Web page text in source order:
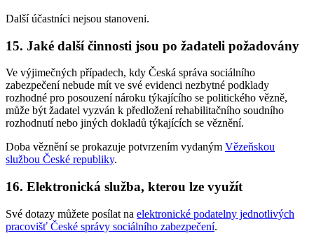
Další účastníci nejsou stanoveni.
15. Jaké další činnosti jsou po žadateli požadovány
Ve výjimečných případech, kdy Česká správa sociálního
zabezpečení nebude mít ve své evidenci nezbytné podklady
rozhodné pro posouzení nároku týkajícího se politického vězně,
může být žadatel vyzván k předložení rehabilitačního soudního
rozhodnutí nebo jiných dokladů týkajících se věznění.
Doba věznění se prokazuje potvrzením vydaným Vězeňskou
službou České republiky.
16. Elektronická služba, kterou lze využít
Své dotazy můžete posílat na elektronické podatelny jednotlivých
pracovišť České správy sociálního zabezpečení.